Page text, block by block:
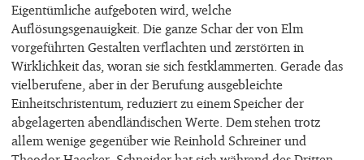
Eigentümliche aufgeboten wird, welche
Auflösungsgenauigkeit. Die ganze Schar der von Elm
vorgeführten Gestalten verflachten und zerstörten in
Wirklichkeit das, woran sie sich festklammerten. Gerade das
vielberufene, aber in der Berufung ausgebleichte
Einheitschristentum, reduziert zu einem Speicher der
abgelagerten abendländischen Werte. Dem stehen trotz
allem wenige gegenüber wie Reinhold Schreiner und